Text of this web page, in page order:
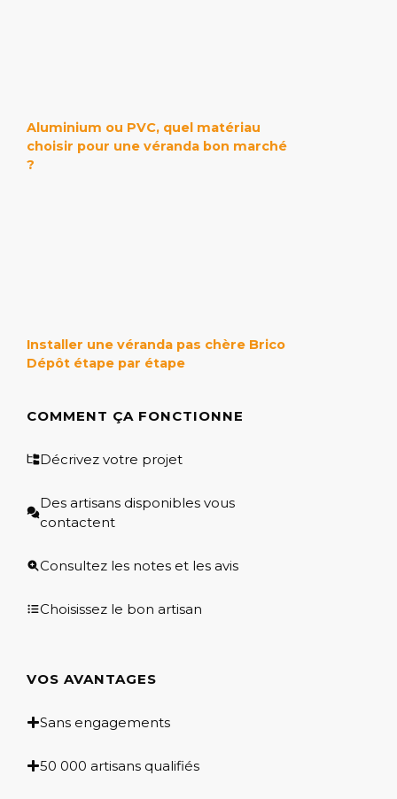
Aluminium ou PVC, quel matériau
choisir pour une véranda bon marché
?
Installer une véranda pas chère Brico
Dépôt étape par étape
COMMENT ÇA FONCTIONNE
Décrivez votre projet
Des artisans disponibles vous
contactent
Consultez les notes et les avis
Choisissez le bon artisan
VOS AVANTAGES
Sans engagements
50 000 artisans qualifiés